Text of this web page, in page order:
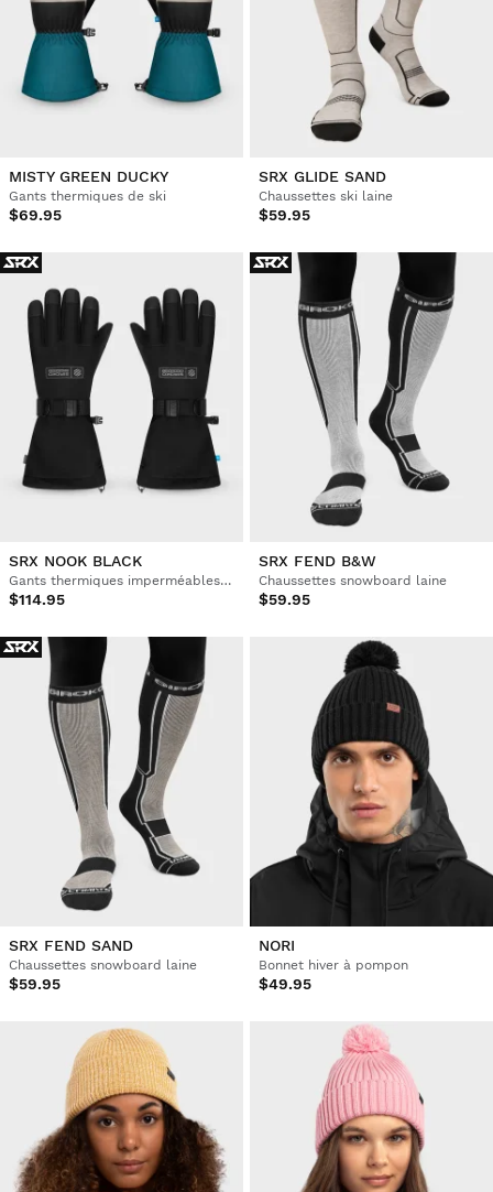
MISTY GREEN DUCKY
Gants thermiques de ski
$69.95
SRX GLIDE SAND
Chaussettes ski laine
$59.95
SRX NOOK BLACK
Gants thermiques imperméables ski & snowbord
$114.95
SRX FEND B&W
Chaussettes snowboard laine
$59.95
SRX FEND SAND
Chaussettes snowboard laine
$59.95
NORI
Bonnet hiver à pompon
$49.95